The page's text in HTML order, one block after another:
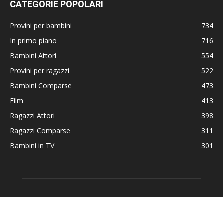
CATEGORIE POPOLARI
Provini per bambini
734
In primo piano
716
Bambini Attori
554
Provini per ragazzi
522
Bambini Comparse
473
Film
413
Ragazzi Attori
398
Ragazzi Comparse
311
Bambini in TV
301